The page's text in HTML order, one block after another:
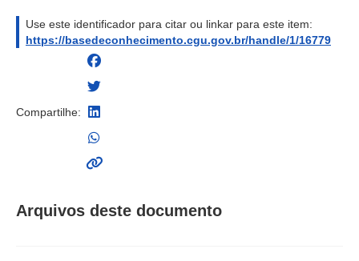
Use este identificador para citar ou linkar para este item:
https://basedeconhecimento.cgu.gov.br/handle/1/16779
Compartilhe:
Arquivos deste documento